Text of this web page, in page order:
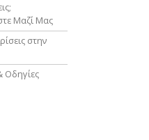
Μαζί Μας
στην
Οδηγίες